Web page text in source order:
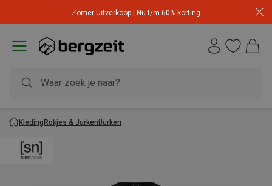
Zomer Uitverkoop | Nu t/m 60% korting
KledingRokjes & JurkenJurken